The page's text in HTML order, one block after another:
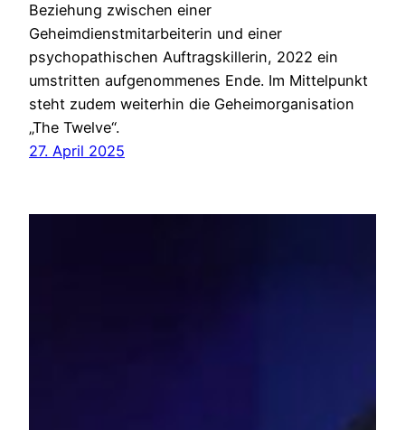
Beziehung zwischen einer
Geheimdienstmitarbeiterin und einer
psychopathischen Auftragskillerin, 2022 ein
umstritten aufgenommenes Ende. Im Mittelpunkt
steht zudem weiterhin die Geheimorganisation
„The Twelve“.
27. April 2025